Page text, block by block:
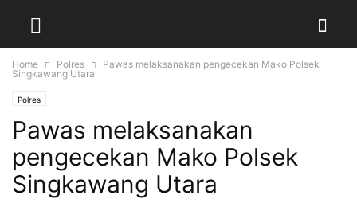
Home Polres
Pawas melaksanakan pengecekan Mako Polsek
Singkawang Utara
Polres
Pawas melaksanakan
pengecekan Mako Polsek
Singkawang Utara